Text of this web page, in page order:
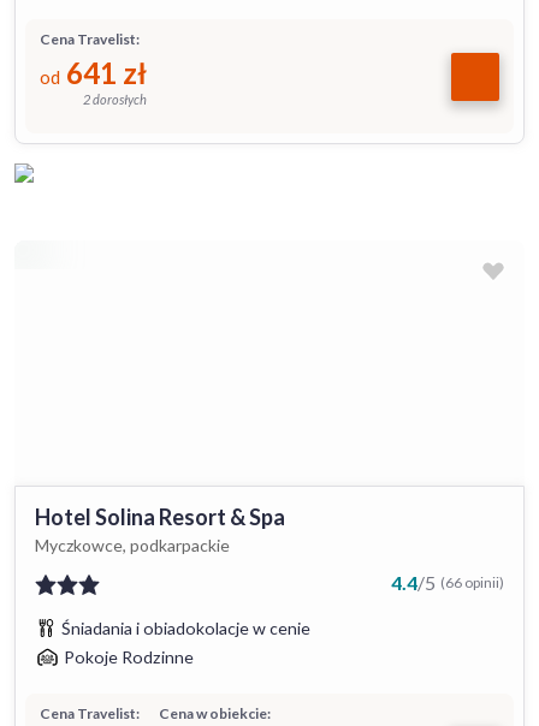
Cena Travelist:
od 641 zł
2 dorosłych
Hotel Solina Resort & Spa
Myczkowce, podkarpackie
4.4/5 (66 opinii)
Śniadania i obiadokolacje w cenie
Pokoje Rodzinne
Cena w obiekcie:
Cena Travelist: